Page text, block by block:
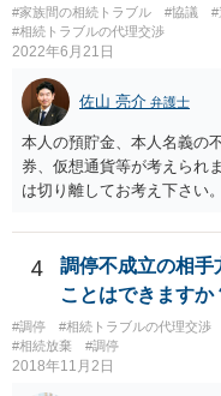
す(あくまで遺産分割に関係
の方に事情を理解してもら
#家族間の相続トラブル #協議 #
#相続トラブルの代理交渉
2022年6月21日
佐山 亮介 弁護士
本人の預貯金、本人名義の
券、仮想通貨等が考えられ
は切り離してお考え下さい
意に開示を求め、応じなけ
行等に照会をかけること
でいなければ市役所ないし
かる戸籍一式を揃えてもち
分かると思います。遺産分
てしまっている場合は、住
4
調停不成立の相手
ことはできますか
#調停 #相続トラブルの代理交渉
#相続放棄
#調停
2018年11月2日